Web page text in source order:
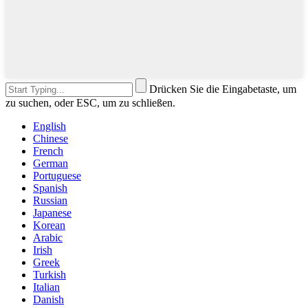
Drücken Sie die Eingabetaste, um
zu suchen, oder ESC, um zu schließen.
English
Chinese
French
German
Portuguese
Spanish
Russian
Japanese
Korean
Arabic
Irish
Greek
Turkish
Italian
Danish